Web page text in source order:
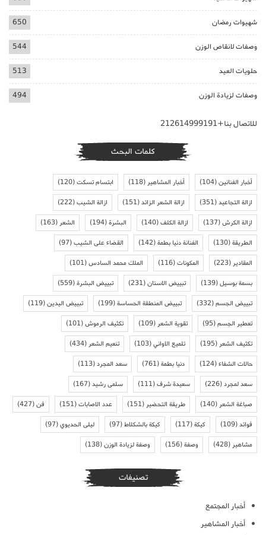
شهيوات رمضان 650
وصفات لانقاص الوزن 544
حلويات العيد 513
وصفات لزيادة الوزن 494
للاتصال بنا+212614999191
كلمات البحث
أخبار الفنانين(104) أخبار المشاهير(118) ابتسام تسكت(120)
ازالة التجاعيد(351) ازالة الشعر الزائد(151) ازالة الشيب(222)
ازالة الكرش(137) ازالة الكلف(140) البشرة(194) الشعر(163)
الطريقة(130) الفنانة دنيا بطمة(142) القضاء على الشيب(97)
المقادير(223) المكونات(116) الملك محمد السادس(101)
بسمة بوسيل(139) تبييض الاسنان(231) تبييض البشرة(559)
تبييض الجسم(332) تبييض المنطقة الحساسة(199) تبييض اليدين(119)
تعطير الجسم(95) تقوية الشعر(109) تكثيف الرموش(101)
تكثيف الشعر(195) تلميع الاواني(103) تنعيم الشعر(434)
حالات الشفاء(124) دنيا بطمة(761) سعد المجرد(113)
سعد لمجرد(226) سعيدة شرف(111) سلمى رشيد(167)
صباغة الشعر(140) طريقة التحضير(151) عدد الاصابات(151) فن(427)
فوائد(109) كيكة(117) كيكة بالشكلاط(97) ليلى الحديوي(97)
مشاهير(428) وصفة(156) وصفة لزيادة الوزن(138)
تصنيفات
أخبار المجتمع
أخبار المشاهير